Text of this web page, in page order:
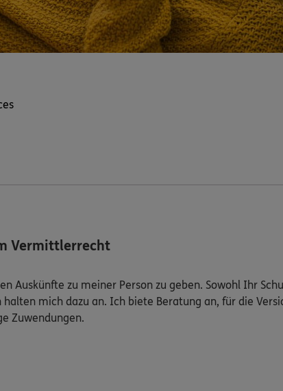
Vermittlerrecht
Auskünfte zu meiner Person zu geben. Sowohl Ihr
halten mich dazu an. Ich biete Beratung an, für die
Zuwendungen.